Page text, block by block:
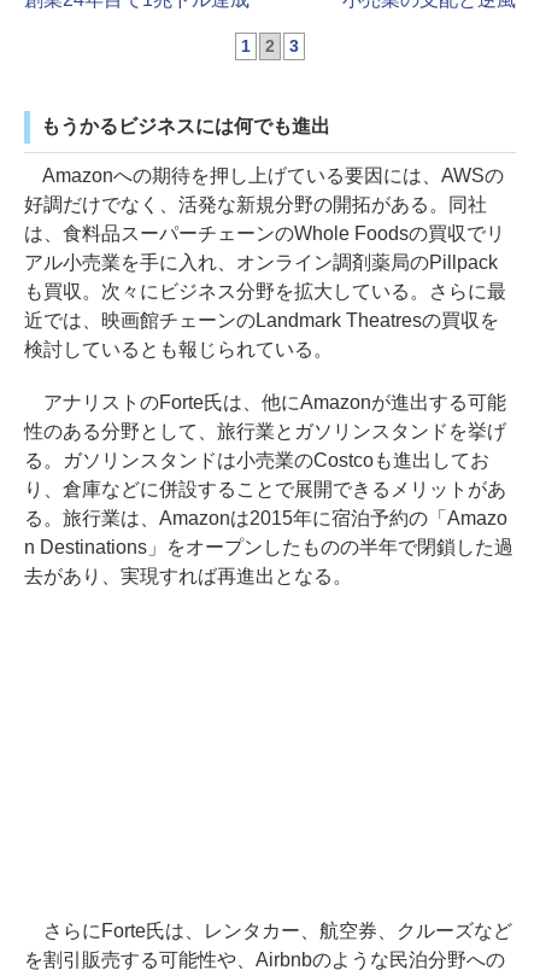
1 2 3
もうかるビジネスには何でも進出
Amazonへの期待を押し上げている要因には、AWSの
好調だけでなく、活発な新規分野の開拓がある。同社
は、食料品スーパーチェーンのWhole Foodsの買収でリ
アル小売業を手に入れ、オンライン調剤薬局のPillpack
も買収。次々にビジネス分野を拡大している。さらに最
近では、映画館チェーンのLandmark Theatresの買収を
検討しているとも報じられている。
アナリストのForte氏は、他にAmazonが進出する可能
性のある分野として、旅行業とガソリンスタンドを挙げ
る。ガソリンスタンドは小売業のCostcoも進出してお
り、倉庫などに併設することで展開できるメリットがあ
る。旅行業は、Amazonは2015年に宿泊予約の「Amazo
n Destinations」をオープンしたものの半年で閉鎖した過
去があり、実現すれば再進出となる。
さらにForte氏は、レンタカー、航空券、クルーズなど
を割引販売する可能性や、Airbnbのような民泊分野への